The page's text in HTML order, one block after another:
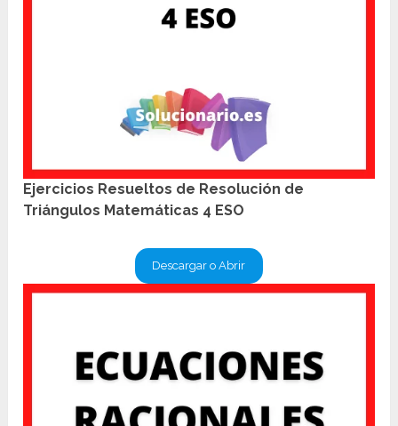
Ejercicios Resueltos de Resolución de
Triángulos Matemáticas 4 ESO
Descargar o Abrir